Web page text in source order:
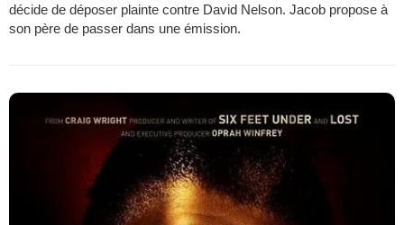
décide de déposer plainte contre David Nelson. Jacob propose à
son père de passer dans une émission.